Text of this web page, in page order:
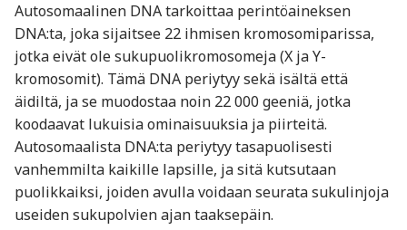
Autosomaalinen DNA tarkoittaa perintöaineksen
DNA:ta, joka sijaitsee 22 ihmisen kromosomiparissa,
jotka eivät ole sukupuolikromosomeja (X ja Y-
kromosomit). Tämä DNA periytyy sekä isältä että
äidiltä, ja se muodostaa noin 22 000 geeniä, jotka
koodaavat lukuisia ominaisuuksia ja piirteitä.
Autosomaalista DNA:ta periytyy tasapuolisesti
vanhemmilta kaikille lapsille, ja sitä kutsutaan
puolikkaiksi, joiden avulla voidaan seurata sukulinjoja
useiden sukupolvien ajan taaksepäin.